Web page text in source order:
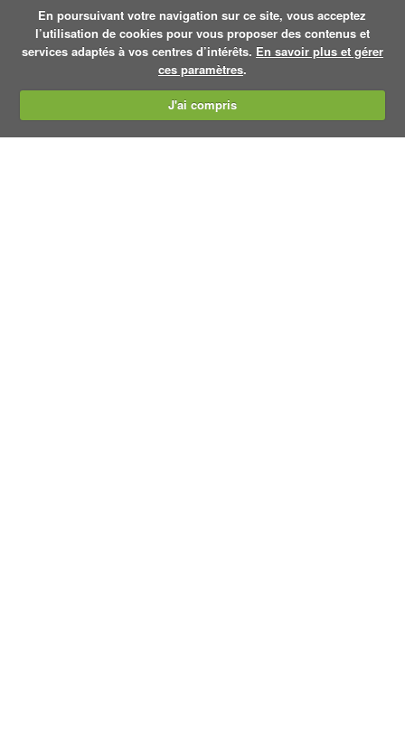
En poursuivant votre navigation sur ce site, vous acceptez
l’utilisation de cookies pour vous proposer des contenus et
services adaptés à vos centres d’intérêts. En savoir plus et gérer
ces paramètres.
J'ai compris